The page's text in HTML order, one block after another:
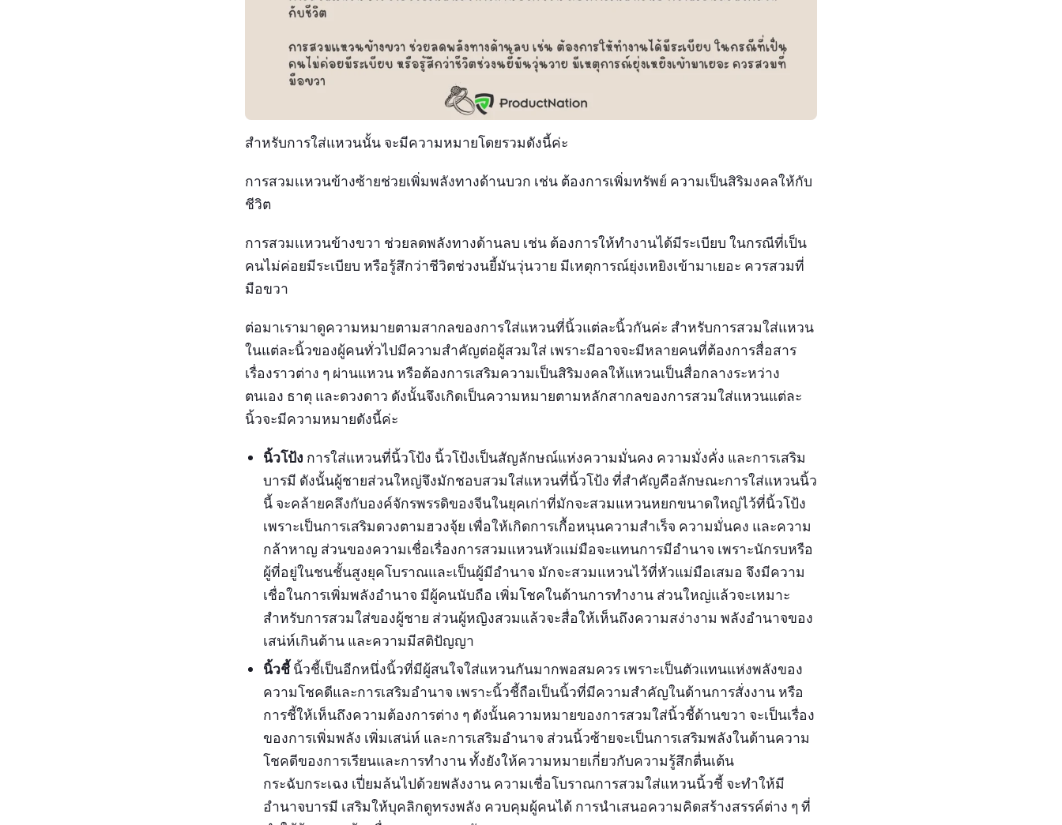
สำหรับการใส่แหวนนั้น จะมีความหมายโดยรวมดังนี้ค่ะ
การสวมเเหวนข้างซ้ายช่วยเพิ่มพลังทางด้านบวก เช่น ต้องการเพิ่มทรัพย์ ความเป็นสิริมงคลให้กับ
ชีวิต
การสวมเเหวนข้างขวา ช่วยลดพลังทางด้านลบ เช่น ต้องการให้ทำงานได้มีระเบียบ ในกรณีที่เป็น
คนไม่ค่อยมีระเบียบ หรือรู้สึกว่าชีวิตช่วงนยี้มันวุ่นวาย มีเหตุการณ์ยุ่งเหยิงเข้ามาเยอะ ควรสวมที่
มือขวา
ต่อมาเรามาดูความหมายตามสากลของการใส่แหวนที่นิ้วแต่ละนิ้วกันค่ะ สำหรับการสวมใส่แหวน
ในแต่ละนิ้วของผู้คนทั่วไปมีความสำคัญต่อผู้สวมใส่ เพราะมีอาจจะมีหลายคนที่ต้องการสื่อสาร
เรื่องราวต่าง ๆ ผ่านแหวน หรือต้องการเสริมความเป็นสิริมงคลให้แหวนเป็นสื่อกลางระหว่าง
ตนเอง ธาตุ และดวงดาว ดังนั้นจึงเกิดเป็นความหมายตามหลักสากลของการสวมใส่แหวนแต่ละ
นิ้วจะมีความหมายดังนี้ค่ะ
นิ้วโป้ง การใส่แหวนที่นิ้วโป้ง นิ้วโป้งเป็นสัญลักษณ์แห่งความมั่นคง ความมั่งคั่ง และการเสริม
บารมี ดังนั้นผู้ชายส่วนใหญ่จึงมักชอบสวมใส่แหวนที่นิ้วโป้ง ที่สำคัญคือลักษณะการใส่แหวนนิ้ว
นี้ จะคล้ายคลึงกับองค์จักรพรรดิของจีนในยุคเก่าที่มักจะสวมแหวนหยกขนาดใหญ่ไว้ที่นิ้วโป้ง
เพราะเป็นการเสริมดวงตามฮวงจุ้ย เพื่อให้เกิดการเกื้อหนุนความสำเร็จ ความมั่นคง และความ
กล้าหาญ ส่วนของความเชื่อเรื่องการสวมแหวนหัวแม่มือจะแทนการมีอำนาจ เพราะนักรบหรือ
ผู้ที่อยู่ในชนชั้นสูงยุคโบราณและเป็นผู้มีอำนาจ มักจะสวมแหวนไว้ที่หัวแม่มือเสมอ จึงมีความ
เชื่อในการเพิ่มพลังอำนาจ มีผู้คนนับถือ เพิ่มโชคในด้านการทำงาน ส่วนใหญ่แล้วจะเหมาะ
สำหรับการสวมใส่ของผู้ชาย ส่วนผู้หญิงสวมแล้วจะสื่อให้เห็นถึงความสง่างาม พลังอำนาจของ
เสน่ห์เกินต้าน และความมีสติปัญญา
นิ้วชี้นิ้วชี้เป็นอีกหนึ่งนิ้วที่มีผู้สนใจใส่แหวนกันมากพอสมควร เพราะเป็นตัวแทนแห่งพลังของ
ความโชคดีและการเสริมอำนาจ เพราะนิ้วชี้ถือเป็นนิ้วที่มีความสำคัญในด้านการสั่งงาน หรือ
การชี้ให้เห็นถึงความต้องการต่าง ๆ ดังนั้นความหมายของการสวมใส่นิ้วชี้ด้านขวา จะเป็นเรื่อง
ของการเพิ่มพลัง เพิ่มเสน่ห์ และการเสริมอำนาจ ส่วนนิ้วซ้ายจะเป็นการเสริมพลังในด้านความ
โชคดีของการเรียนและการทำงาน ทั้งยังให้ความหมายเกี่ยวกับความรู้สึกตื่นเต้น
กระฉับกระเฉง เปี่ยมล้นไปด้วยพลังงาน ความเชื่อโบราณการสวมใส่แหวนนิ้วชี้ จะทำให้มี
อำนาจบารมี เสริมให้บุคลิกดูทรงพลัง ควบคุมผู้คนได้ การนำเสนอความคิดสร้างสรรค์ต่าง ๆ ที่